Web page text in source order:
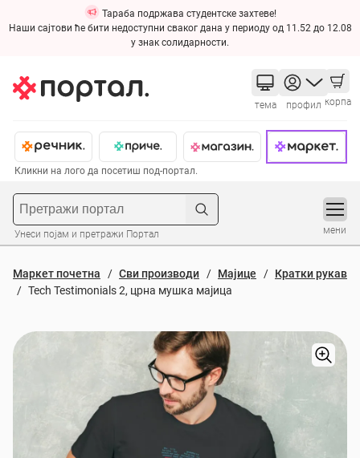
Тараба подржава студентске захтеве!
Наши сајтови ће бити недоступни сваког дана у периоду од 11.52 до 12.08
у знак солидарности.
тема профил корпа
Кликни на лого да посетиш под-портал.
Унеси појам и претражи Портал мени
Маркет почетна Сви производи Мајице
Кратки рукав
Tech Testimonials 2, црна мушка мајица